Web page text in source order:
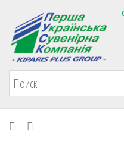
Первая Украинская